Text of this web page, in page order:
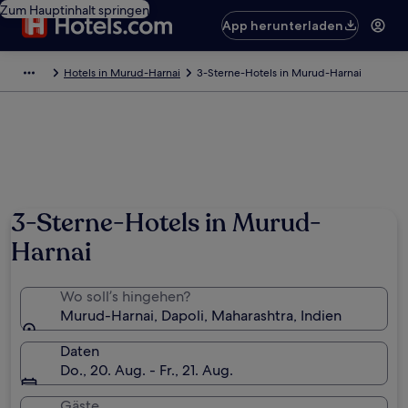
Zum Hauptinhalt springen
App herunterladen
Hotels in Murud-Harnai 3-Sterne-Hotels in Murud-Harnai
3-Sterne-Hotels in Murud-
Harnai
Wo soll’s hingehen?
Murud-Harnai, Dapoli, Maharashtra, Indien
Daten
Do., 20. Aug. - Fr., 21. Aug.